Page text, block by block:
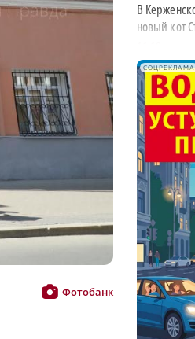
Фотобанк
В
новый кот
На 30%
11:00
Пожарные
Ленина в
10:23
В Нижнем
упавшие
10:02
СОЦРЕКЛАМА